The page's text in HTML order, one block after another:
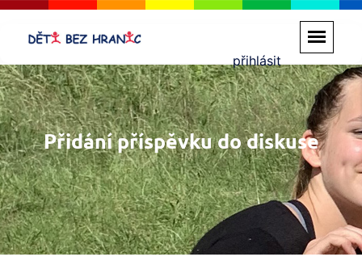
přihlásit
Přidání příspěvku do diskuse